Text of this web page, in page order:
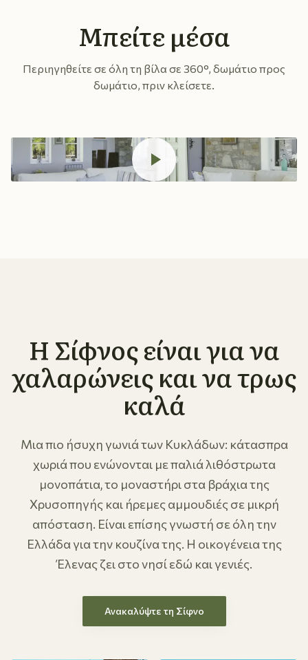
Μπείτε μέσα
Περιηγηθείτε σε όλη τη βίλα σε 360°, δωμάτιο προς
δωμάτιο, πριν κλείσετε.
Η Σίφνος είναι για να
χαλαρώνεις και να τρως
καλά
Μια πιο ήσυχη γωνιά των Κυκλάδων: κάτασπρα
χωριά που ενώνονται με παλιά λιθόστρωτα
μονοπάτια, το μοναστήρι στα βράχια της
Χρυσοπηγής και ήρεμες αμμουδιές σε μικρή
απόσταση. Είναι επίσης γνωστή σε όλη την
Ελλάδα για την κουζίνα της. Η οικογένεια της
Έλενας ζει στο νησί εδώ και γενιές.
Ανακαλύψτε τη Σίφνο